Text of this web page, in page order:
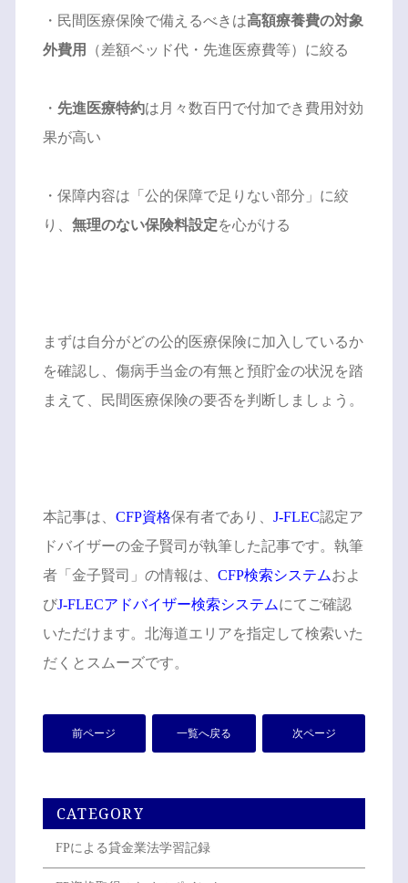
・民間医療保険で備えるべきは高額療養費の対象
外費用
（差額ベッド代・先進医療費等）に絞る
・ 先進医療特約は月々数百円で付加でき費用対効
果が高い
・保障内容は「公的保障で足りない部分」に絞
り、 無理のない保険料設定を心がける
まずは自分がどの公的医療保険に加入しているか
を確認し、傷病手当金の有無と預貯金の状況を踏
まえて、民間医療保険の要否を判断しましょう。
本記事は、 CFP資格保有者であり、 J-FLEC認定ア
ドバイザーの金子賢司が執筆した記事です。執筆
者「金子賢司」の情報は、 CFP検索システムおよ
びJ-FLECアドバイザー検索システムにてご確認
いただけます。北海道エリアを指定して検索いた
だくとスムーズです。
前ページ 一覧へ戻る 次ページ
CATEGORY
FPによる貸金業法学習記録